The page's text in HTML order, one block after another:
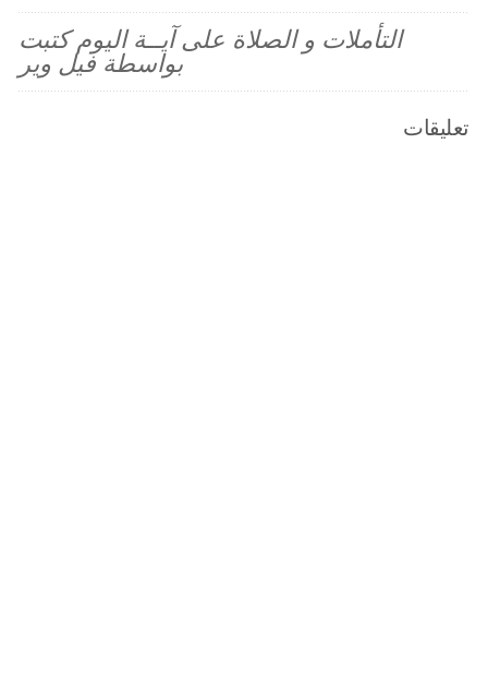
التأملات و الصلاة على آيــة اليوم كتبت
بواسطة فيل وير
تعليقات